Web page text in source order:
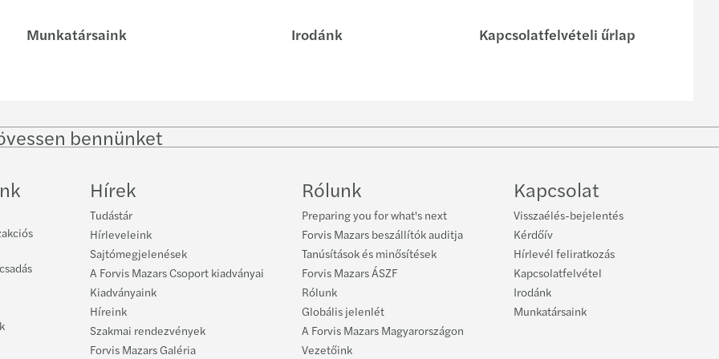
Munkatársaink Irodánk Kapcsolatfelvételi űrlap
bennünket
on
on
InstagramFacebook
on
Hírek
Tudástár
Hírleveleink
Sajtómegjelenések
A Forvis Mazars Csoport kiadványai
Kiadványaink
Híreink
Szakmai rendezvények
Forvis Mazars Galéria
Rólunk
Preparing you for what's next
Forvis Mazars beszállítók auditja
Tanúsítások és minősítések
Forvis Mazars ÁSZF
Rólunk
Globális jelenlét
A Forvis Mazars Magyarországon
Vezetőink
Kapcsolat
Visszaélés-bejelentés
Kérdőív
Hírlevél feliratkozás
Kapcsolatfelvétel
Irodánk
Munkatársaink